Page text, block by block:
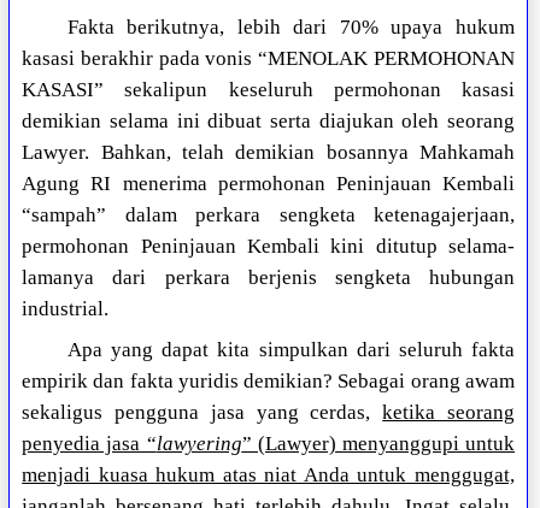
Fakta berikutnya, lebih dari 70% upaya hukum
kasasi berakhir pada vonis “MENOLAK PERMOHONAN
KASASI” sekalipun keseluruh permohonan kasasi
demikian selama ini dibuat serta diajukan oleh seorang
Lawyer. Bahkan, telah demikian bosannya Mahkamah
Agung RI menerima permohonan Peninjauan Kembali
“sampah” dalam perkara sengketa ketenagajerjaan,
permohonan Peninjauan Kembali kini ditutup selama-
lamanya dari perkara berjenis sengketa hubungan
industrial.
Apa yang dapat kita simpulkan dari seluruh fakta
empirik dan fakta yuridis demikian? Sebagai orang awam
sekaligus pengguna jasa yang cerdas,ketika seorang
penyedia jasa “lawyering” (Lawyer) menyanggupi untuk
menjadi kuasa hukum atas niat Anda untuk menggugat,